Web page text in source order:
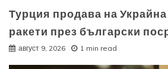
Турция продава на
ракети през български
август 9, 2026 1 min read